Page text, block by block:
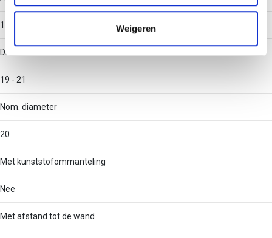
verzameld op basis van uw gebruik van hun services.
Weigeren
1
Diameter
19 - 21
Nom. diameter
20
Met kunststofommanteling
Nee
Met afstand tot de wand